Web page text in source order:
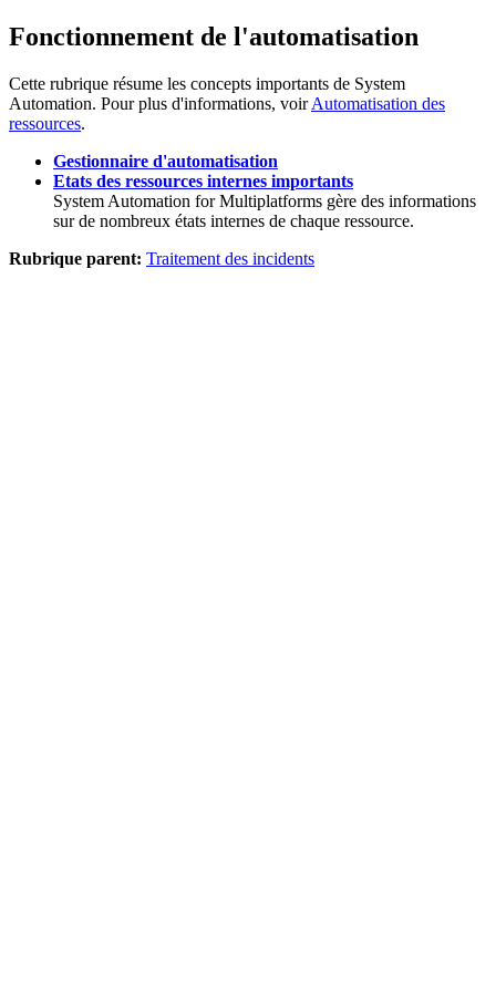
Fonctionnement de l'automatisation
Cette rubrique résume les concepts importants de System
Automation. Pour plus d'informations, voirAutomatisation des
ressources.
Gestionnaire d'automatisation
Etats des ressources internes importants
System Automation for Multiplatforms gère des informations
sur de nombreux états internes de chaque ressource.
Rubrique parent: Traitement des incidents